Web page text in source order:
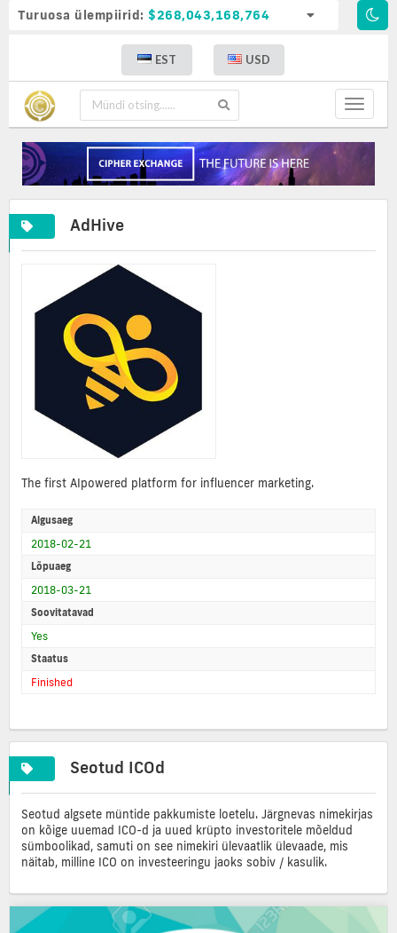
Turuosa ülempiirid: $268,043,168,764
EST USD
Toggle
AdHive
The first AIpowered platform for influencer marketing.
Algusaeg
2018-02-21
Lõpuaeg
2018-03-21
Soovitatavad
Yes
Staatus
Finished
Seotud ICOd
Seotud algsete müntide pakkumiste loetelu. Järgnevas nimekirjas
on kõige uuemad ICO-d ja uued krüpto investoritele mõeldud
sümboolikad, samuti on see nimekiri ülevaatlik ülevaade, mis
näitab, milline ICO on investeeringu jaoks sobiv / kasulik.